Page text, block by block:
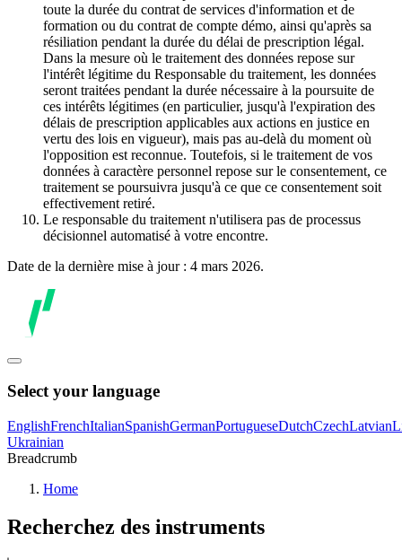
toute la durée du contrat de services d'information et de
formation ou du contrat de compte démo, ainsi qu'après sa
résiliation pendant la durée du délai de prescription légal.
Dans la mesure où le traitement des données repose sur
l'intérêt légitime du Responsable du traitement, les données
seront traitées pendant la durée nécessaire à la poursuite de
ces intérêts légitimes (en particulier, jusqu'à l'expiration des
délais de prescription applicables aux actions en justice en
vertu des lois en vigueur), mais pas au-delà du moment où
l'opposition est reconnue. Toutefois, si le traitement de vos
données à caractère personnel repose sur le consentement, ce
traitement se poursuivra jusqu'à ce que ce consentement soit
effectivement retiré.
Le responsable du traitement n'utilisera pas de processus
décisionnel automatisé à votre encontre.
Date de la dernière mise à jour : 4 mars 2026.
Select your language
EnglishFrenchItalianSpanishGermanPortugueseDutchCzechLatvian
Ukrainian
Breadcrumb
Home
Recherchez des instruments